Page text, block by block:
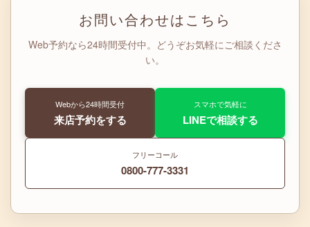
お問い合わせはこちら
Web予約なら24時間受付中。どうぞお気軽にご相談くださ
い。
Webから24時間受付
来店予約をする
スマホで気軽に
LINEで相談する
フリーコール
0800-777-3331